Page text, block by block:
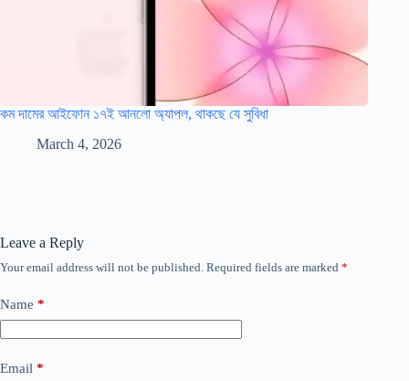
কম দামের আইফোন ১৭ই আনলো অ্যাপল, থাকছে যে সুবিধা
March 4, 2026
Leave a Reply
Your email address will not be published. Required fields are marked *
Name *
Email *